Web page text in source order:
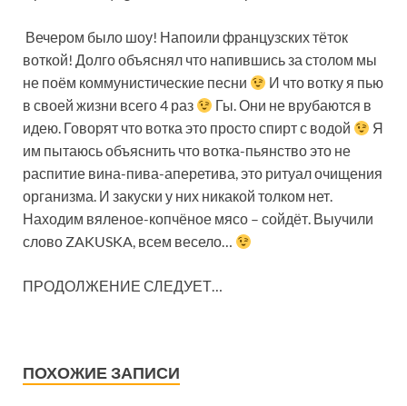
Вечером было шоу! Напоили французских тёток
воткой! Долго объяснял что напившись за столом мы
не поём коммунистические песни
И что вотку я пью
в своей жизни всего 4 раз
Гы. Они не врубаются в
идею. Говорят что вотка это просто спирт с водой
Я
им пытаюсь объяснить что вотка-пьянство это не
распитие вина-пива-аперетива, это ритуал очищения
организма. И закуски у них никакой толком нет.
Находим вяленое-копчёное мясо – сойдёт. Выучили
слово ZAKUSKA, всем весело…
ПРОДОЛЖЕНИЕ СЛЕДУЕТ…
ПОХОЖИЕ ЗАПИСИ